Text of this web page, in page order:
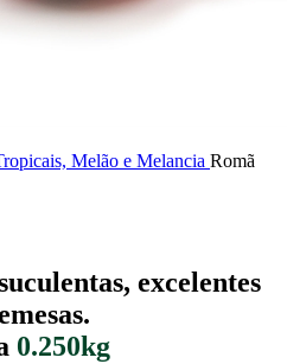
Melão e Melancia Romã
excelentes
0.250kg